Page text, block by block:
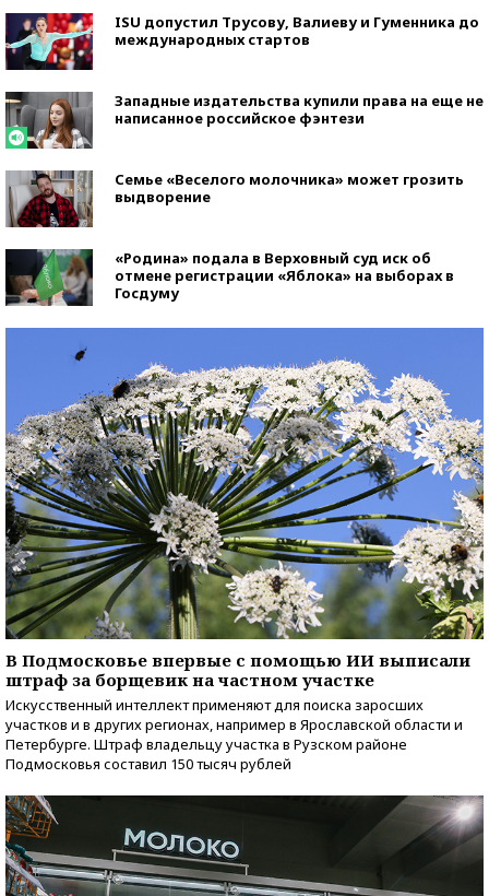
ISU допустил Трусову, Валиеву и Гуменника до
международных стартов
Западные издательства купили права на еще не
написанное российское фэнтези
Семье «Веселого молочника» может грозить
выдворение
«Родина» подала в Верховный суд иск об
отмене регистрации «Яблока» на выборах в
Госдуму
В Подмосковье впервые с помощью ИИ выписали
штраф за борщевик на частном участке
Искусственный интеллект применяют для поиска заросших
участков и в других регионах, например в Ярославской области и
Петербурге. Штраф владельцу участка в Рузском районе
Подмосковья составил 150 тысяч рублей